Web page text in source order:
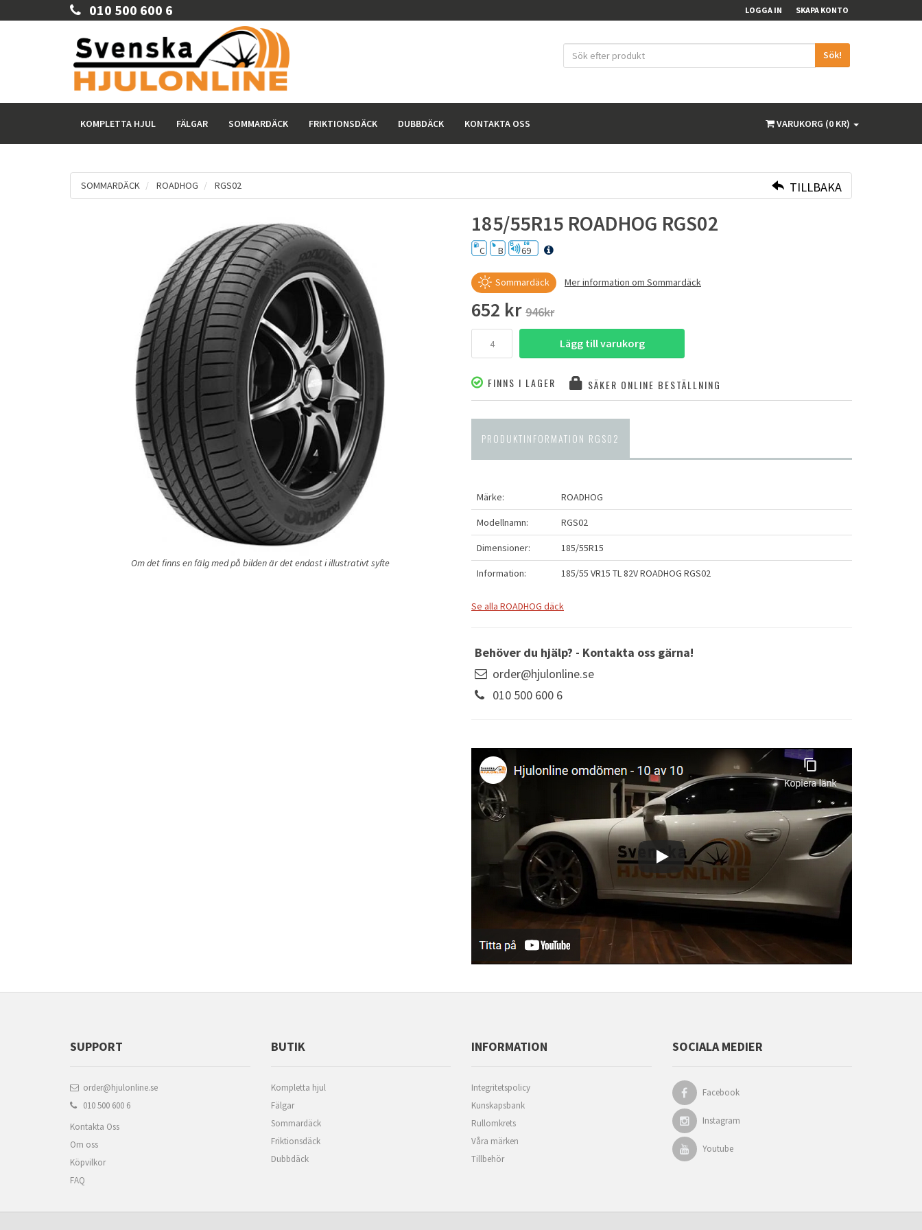
010 500 600 6 LOGGA IN SKAPA KONTO
Sök!
VARUKORG (0 KR)
KOMPLETTA HJUL FÄLGAR SOMMARDÄCK FRIKTIONSDÄCK DUBBDÄCK KONTAKTA OSS
SOMMARDÄCK ROADHOG RGS02 TILLBAKA
Om det finns en fälg med på bilden är det endast i illustrativt syfte
185/55R15 ROADHOG RGS02
C B 69
Sommardäck Mer information om Sommardäck
652 kr 946kr
Lägg till varukorg
FINNS I LAGER SÄKER ONLINE BESTÄLLNING
PRODUKTINFORMATION RGS02
Märke: ROADHOG
Modellnamn: RGS02
Dimensioner: 185/55R15
Information: 185/55 VR15 TL 82V ROADHOG RGS02
Se alla ROADHOG däck
Behöver du hjälp? - Kontakta oss gärna!
order@hjulonline.se
010 500 600 6
SUPPORT
order@hjulonline.se
010 500 600 6
Kontakta Oss
Om oss
Köpvilkor
FAQ
BUTIK
Kompletta hjul
Fälgar
Sommardäck
Friktionsdäck
Dubbdäck
INFORMATION
Integritetspolicy
Kunskapsbank
Rullomkrets
Våra märken
Tillbehör
SOCIALA MEDIER
Facebook
Instagram
Youtube